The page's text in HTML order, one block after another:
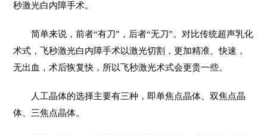
秒激光白内障手术。
简单来说，前者“有刀”，后者“无刀”。对比传统超声乳化
术式，飞秒激光白内障手术以激光切割，更加精准、快速，
无出血，术后恢复快，所以飞秒激光术式会更贵一些。
人工晶体的选择主要有三种，即单焦点晶体、双焦点晶
体、三焦点晶体。